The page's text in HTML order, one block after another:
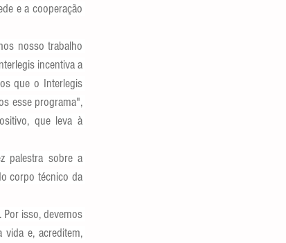
e a cooperação
nosso trabalho
incentiva a
que o Interlegis
esse programa",
que leva à
palestra sobre a
corpo técnico da
isso, devemos
e, acreditem,